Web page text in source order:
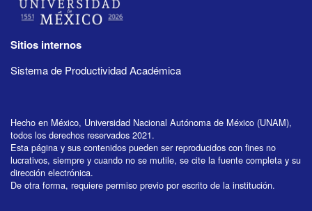
Sitios internos
Sistema de Productividad Académica
Hecho en México, Universidad Nacional Autónoma de México (UNAM),
todos los derechos reservados 2021.
Esta página y sus contenidos pueden ser reproducidos con fines no
lucrativos, siempre y cuando no se mutile, se cite la fuente completa y su
dirección electrónica.
De otra forma, requiere permiso previo por escrito de la institución.